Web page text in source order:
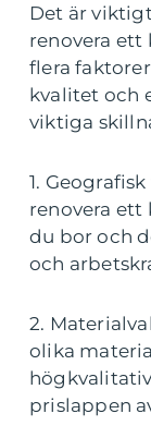
Det är
renovera ett
flera
kvalitet och
viktiga
1.
renovera ett
du bor och
och
2.
olika
prislappen